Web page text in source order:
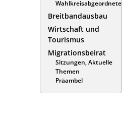
Wahlkreisabgeordnete
Breitbandausbau
Wirtschaft und
Tourismus
Migrationsbeirat
Sitzungen, Aktuelle
Themen
Präambel